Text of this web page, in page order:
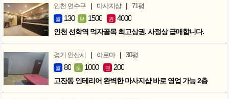
인천 연수구 | 마사지샵 | 71평
월 130 보 1500 권 4000
인천 선학역 먹자골목 최고상권. 사정상 급매합니다.
경기 안산시 | 아로마 | 30평
월 80 보 1000 권 200
고잔동 인테리어 완벽한 마사지샵 바로 영업 가능 2층